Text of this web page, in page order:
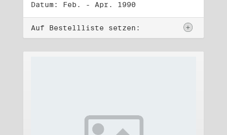
Datum: Feb. - Apr. 1990
Auf Bestellliste setzen: